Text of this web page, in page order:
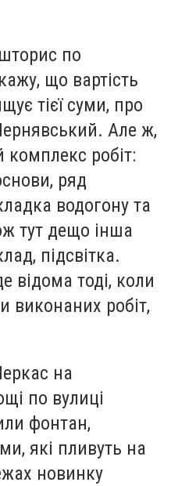
по
що вартість
тієї суми, про
Але ж,
комплекс робіт:
ряд
водогону та
тут дещо інша
підсвітка.
відома тоді, коли
виконаних робіт,
на
по вулиці
фонтан,
які пливуть на
новинку